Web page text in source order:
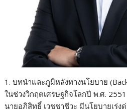
1. บทนำและภูมิหลังทางนโยบาย
ในช่วงวิกฤตเศรษฐกิจโลกปี พ.ศ.
นายอภิสิทธิ์ เวชชาชีวะ มีนโยบายเร่ง